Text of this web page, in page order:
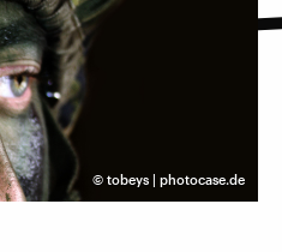
© tobeys | photocase.de